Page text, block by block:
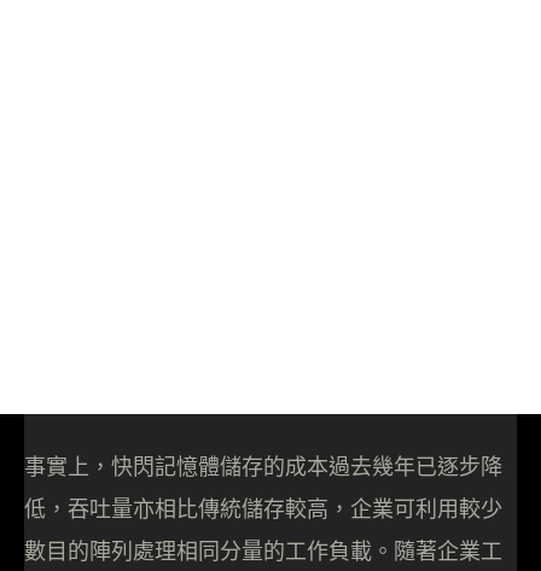
事實上，快閃記憶體儲存的成本過去幾年已逐步降
低，吞吐量亦相比傳統儲存較高，企業可利用較少
數目的陣列處理相同分量的工作負載。隨著企業工